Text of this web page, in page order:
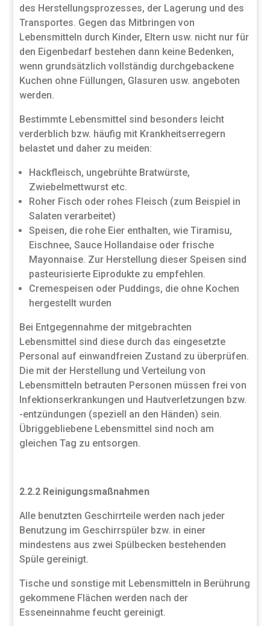
des Herstellungsprozesses, der Lagerung und des
Transportes. Gegen das Mitbringen von
Lebensmitteln durch Kinder, Eltern usw. nicht nur für
den Eigenbedarf bestehen dann keine Bedenken,
wenn grundsätzlich vollständig durchgebackene
Kuchen ohne Füllungen, Glasuren usw. angeboten
werden.
Bestimmte Lebensmittel sind besonders leicht
verderblich bzw. häufig mit Krankheitserregern
belastet und daher zu meiden:
Hackfleisch, ungebrühte Bratwürste,
Zwiebelmettwurst etc.
Roher Fisch oder rohes Fleisch (zum Beispiel in
Salaten verarbeitet)
Speisen, die rohe Eier enthalten, wie Tiramisu,
Eischnee, Sauce Hollandaise oder frische
Mayonnaise. Zur Herstellung dieser Speisen sind
pasteurisierte Eiprodukte zu empfehlen.
Cremespeisen oder Puddings, die ohne Kochen
hergestellt wurden
Bei Entgegennahme der mitgebrachten
Lebensmittel sind diese durch das eingesetzte
Personal auf einwandfreien Zustand zu überprüfen.
Die mit der Herstellung und Verteilung von
Lebensmitteln betrauten Personen müssen frei von
Infektionserkrankungen und Hautverletzungen bzw.
-entzündungen (speziell an den Händen) sein.
Übriggebliebene Lebensmittel sind noch am
gleichen Tag zu entsorgen.
2.2.2 Reinigungsmaßnahmen
Alle benutzten Geschirrteile werden nach jeder
Benutzung im Geschirrspüler bzw. in einer
mindestens aus zwei Spülbecken bestehenden
Spüle gereinigt.
Tische und sonstige mit Lebensmitteln in Berührung
gekommene Flächen werden nach der
Esseneinnahme feucht gereinigt.